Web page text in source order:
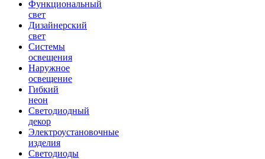
Функциональный
свет
Дизайнерский
свет
Системы
освещения
Наружное
освещение
Гибкий
неон
Светодиодный
декор
Электроустановочные
изделия
Светодиоды